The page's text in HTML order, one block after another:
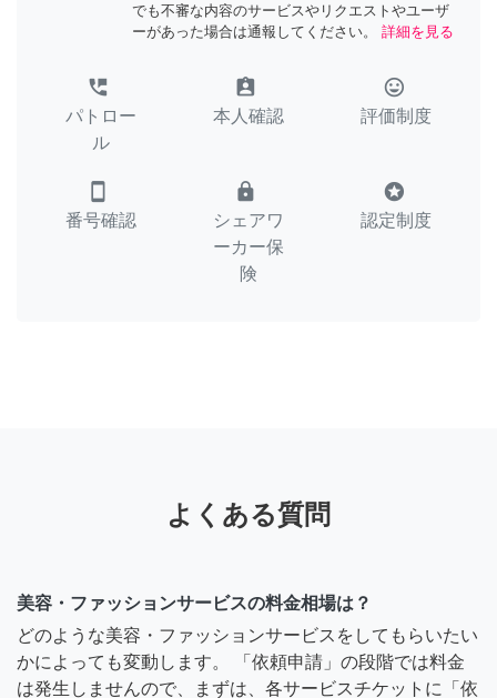
でも不審な内容のサービスやリクエストやユーザ
ーがあった場合は通報してください。
詳細を見る
perm_phone_msg
パトロー
ル
assignment_ind
本人確認
tag_faces
評価制度
smartphone
番号確認
lock
シェアワ
ーカー保
険
stars
認定制度
よくある質問
美容・ファッションサービスの料金相場は？
どのような美容・ファッションサービスをしてもらいたい
かによっても変動します。 「依頼申請」の段階では料金
は発生しませんので、まずは、各サービスチケットに「依